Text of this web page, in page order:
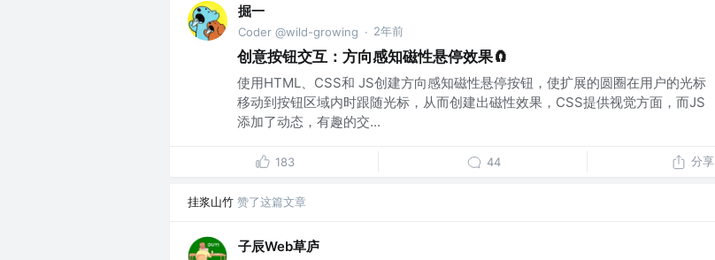
掘一
Coder @wild-growing · 2年前
创意按钮交互：方向感知磁性悬停效果🧲
使用HTML、CSS和 JS创建方向感知磁性悬停按钮，使扩展的圆圈在用户的光标
移动到按钮区域内时跟随光标，从而创建出磁性效果，CSS提供视觉方面，而JS
添加了动态，有趣的交...
183 44 分享
挂浆山竹 赞了这篇文章
子辰Web草庐